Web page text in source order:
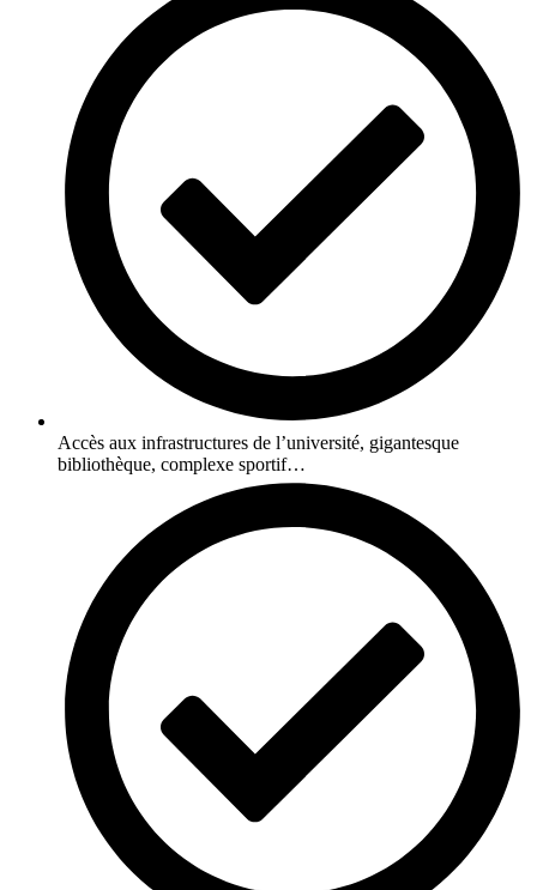
Accès aux infrastructures de l’université, gigantesque
bibliothèque, complexe sportif…